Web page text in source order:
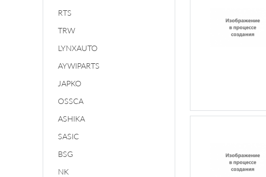
RTS
TRW
LYNXAUTO
AYWIPARTS
JAPKO
OSSCA
ASHIKA
SASIC
BSG
NK